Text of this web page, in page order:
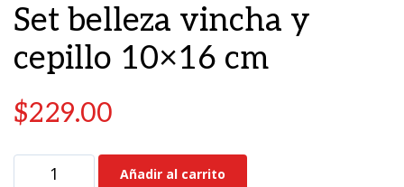
Set belleza vincha y
cepillo 10×16 cm
$229.00
Añadir al carrito